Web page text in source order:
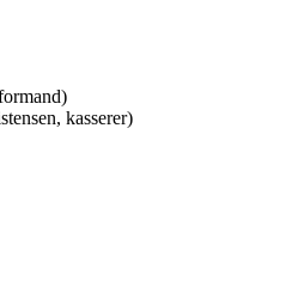
kasserer)